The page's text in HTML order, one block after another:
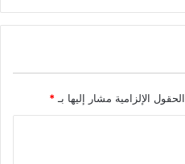
الحقول الإلزامية مشار إليها بـ *